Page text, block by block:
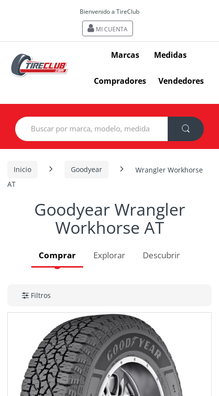
Bienvenido a TireClub
MI CUENTA
Marcas Medidas
Compradores Vendedores
Search
for:
Inicio Goodyear
Wrangler Workhorse
AT
Goodyear Wrangler
Workhorse AT
Comprar Explorar Descubrir
Filtros